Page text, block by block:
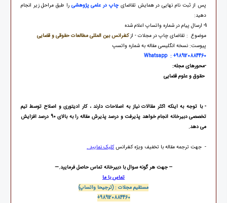
پس از ثبت نام نهایی در همایش تقاضای چاپ در علمی پژوهشی را طبق مراحل زیر انجام
دهید:
1- ارسال پیام در شماره واتساپ اعلام شده
موضوع : تقاضای چاپ در مجلات - ازکنفرانس بین المللی مطالعات حقوقی و قضایی
پیوست: نسخه انگلیسی مقاله به شماره واتسپ
Whatsapp : +989120884460
-محورهای مجله:
حقوق و علوم قضایی
-با توجه به اینکه اکثر مقالات نیاز به اصلاحات دارند ، کار ادیتوری و اصلاح توسط تیم
تخصصی دبیرخانه انجام خواهد پذیرفت و درصد پذیرش مقاله را به بالای 90 درصد افزایش
می دهد.
- جهت ترجمه مقاله با تخفیف ویژه کنفرانسکلیک نمایید .
-- جهت هر گونه سوال با دبیرخانه تماس حاصل فرمایید.—
تماس با ما
مستقیم مجلات : (ترجیحا واتساپ)
+989120884460